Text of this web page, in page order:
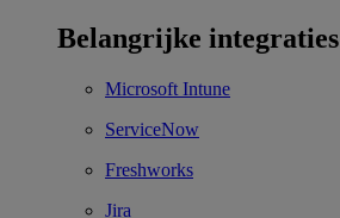
Belangrijke integraties
Microsoft Intune
ServiceNow
Freshworks
Jira